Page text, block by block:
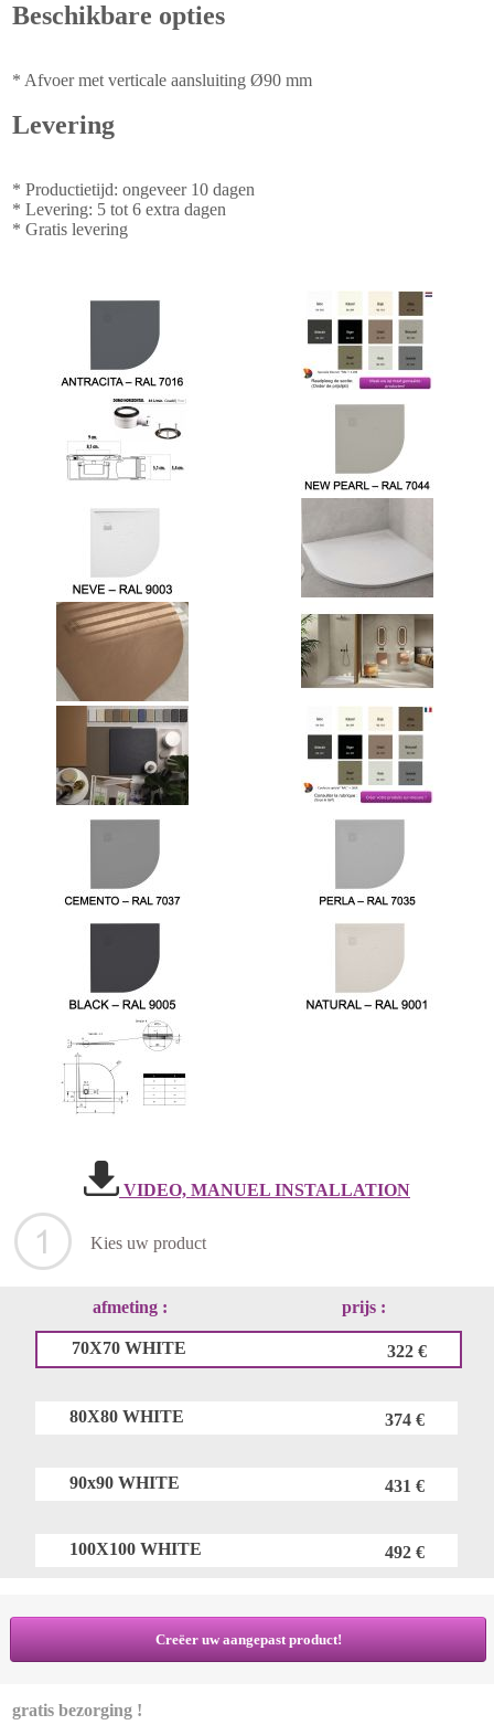
Beschikbare opties
* Afvoer met verticale aansluiting Ø90 mm
Levering
* Productietijd: ongeveer 10 dagen
* Levering: 5 tot 6 extra dagen
* Gratis levering
VIDEO, MANUEL INSTALLATION
Kies uw product
afmeting : prijs :
70X70 WHITE 322 €
80X80 WHITE 374 €
90x90 WHITE 431 €
100X100 WHITE 492 €
Creëer uw aangepast product!
gratis bezorging !